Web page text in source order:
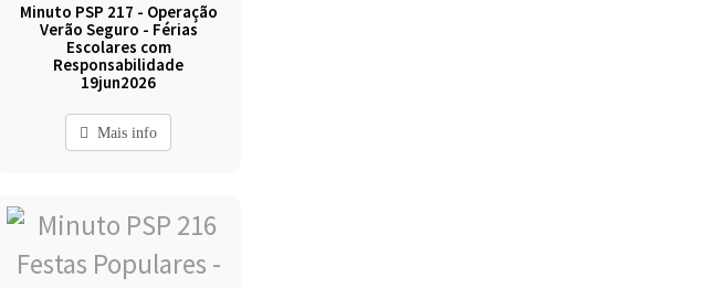
Minuto PSP 217 - Operação
Verão Seguro - Férias
Escolares com
Responsabilidade
19jun2026
Mais info